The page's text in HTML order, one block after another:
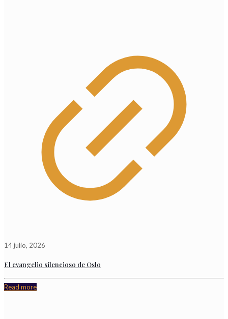
14 julio, 2026
El evangelio silencioso de Oslo
Read more